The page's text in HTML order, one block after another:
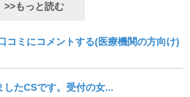
>>もっと読む
コミにコメントする(医療機関の方向け)
したCSです。受付の女...